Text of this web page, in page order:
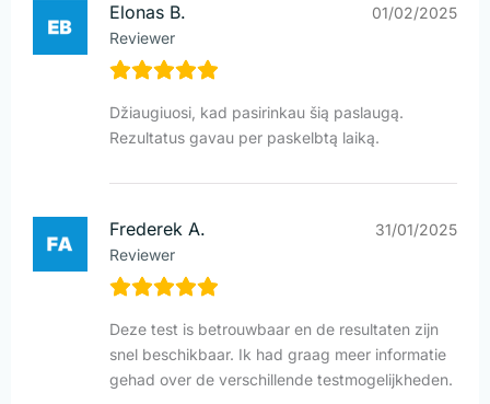
Elonas B.
Reviewer
01/02/2025
Džiaugiuosi, kad pasirinkau šią paslaugą.
Rezultatus gavau per paskelbtą laiką.
Frederek A.
Reviewer
31/01/2025
Deze test is betrouwbaar en de resultaten zijn
snel beschikbaar. Ik had graag meer informatie
gehad over de verschillende testmogelijkheden.